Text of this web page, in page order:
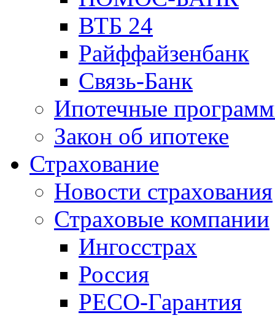
ВТБ 24
Райффайзенбанк
Связь-Банк
Ипотечные
Закон об ипотеке
Страхование
Новости страхования
Страховые компании
Ингосстрах
Россия
РЕСО-Гарантия